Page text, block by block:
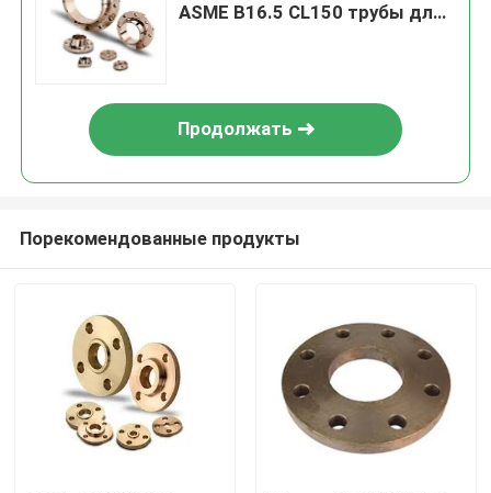
ASME B16.5 CL150 трубы для
Продолжать
Порекомендованные продукты